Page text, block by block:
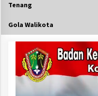
Tenang
Gola Walikota